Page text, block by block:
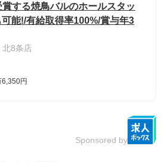
する焼鳥バルのホールスタッ
能!/有給取得率100%/賞与年3
北8条店
6,350円
Sponsored by